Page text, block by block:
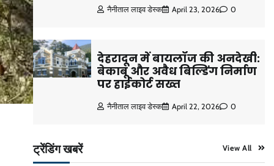
नैनीताल लाइव डेस्क April 23, 2026 0
देहरादून में बायलॉज की अनदेखी:
बेकाबू और अवैध बिल्डिंग निर्माण
पर हाईकोर्ट सख्त
नैनीताल लाइव डेस्क April 22, 2026 0
ट्रेंडिंग खबरें View All